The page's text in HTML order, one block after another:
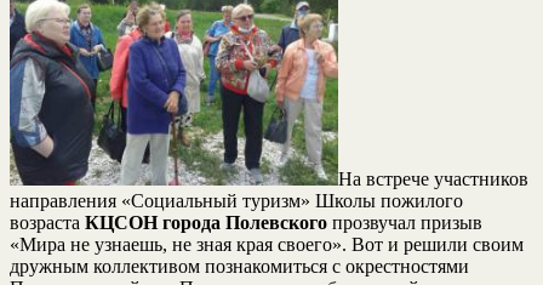
На встрече участников
направления «Социальный туризм» Школы пожилого
возраста КЦСОН города Полевского прозвучал призыв
«Мира не узнаешь, не зная края своего». Вот и решили своим
дружным коллективом познакомиться с окрестностями